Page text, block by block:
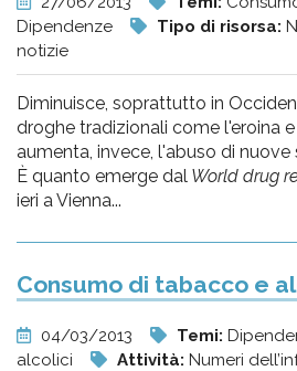
Dipendenze
Tipo di risorsa:
notizie
Diminuisce, soprattutto in
droghe tradizionali come l'eroina
aumenta, invece, l'abuso di
È quanto emerge dal World drug
ieri a Vienna...
Consumo di tabacco e
04/03/2013 Temi:
alcolici
Attività: Numeri